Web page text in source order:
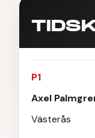
P1
Axel
Västerås